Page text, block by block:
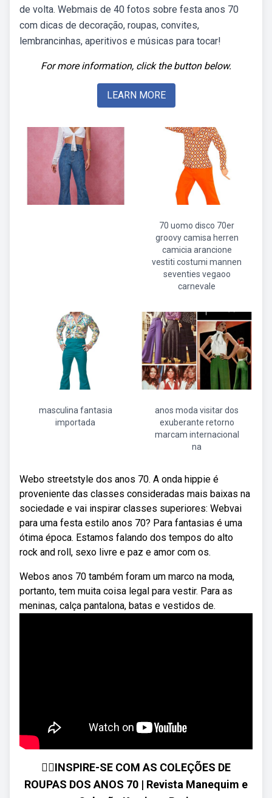
de volta. Webmais de 40 fotos sobre festa anos 70
com dicas de decoração, roupas, convites,
lembrancinhas, aperitivos e músicas para tocar!
For more information, click the button below.
LEARN MORE
70 uomo disco 70er
groovy camisa herren
camicia arancione
vestiti costumi mannen
seventies vegaoo
carnevale
masculina fantasia
importada
anos moda visitar dos
exuberante retorno
marcam internacional
na
Webo streetstyle dos anos 70. A onda hippie é
proveniente das classes consideradas mais baixas na
sociedade e vai inspirar classes superiores: Webvai
para uma festa estilo anos 70? Para fantasias é uma
ótima época. Estamos falando dos tempos do alto
rock and roll, sexo livre e paz e amor com os.
Webos anos 70 também foram um marco na moda,
portanto, tem muita coisa legal para vestir. Para as
meninas, calça pantalona, batas e vestidos de.
🙆‍♀️INSPIRE-SE COM AS COLEÇÕES DE
ROUPAS DOS ANOS 70 | Revista Manequim e